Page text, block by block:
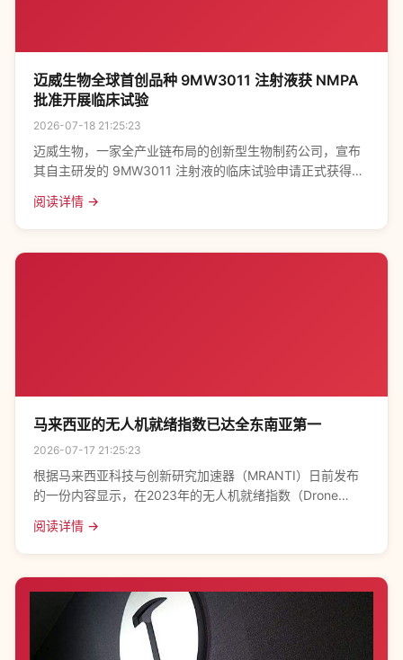
迈威生物全球首创品种 9MW3011 注射液获 NMPA
批准开展临床试验
2026-07-18 21:25:23
迈威生物，一家全产业链布局的创新型生物制药公司，宣布
其自主研发的 9MW3011 注射液的临床试验申请正式获得国
过载相关适应症、真性红细
阅读详情 →
马来西亚的无人机就绪指数已达全东南亚第一
2026-07-17 21:25:23
根据马来西亚科技与创新研究加速器（MRANTI）日前发布
的一份内容显示，在2023年的无人机就绪指数（Drone
30名提升至了2
阅读详情 →